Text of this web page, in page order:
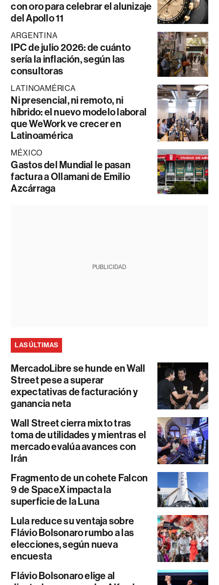
con oro para celebrar el alunizaje
del Apollo 11
ARGENTINA
IPC de julio 2026: de cuánto
sería la inflación, según las
consultoras
LATINOAMÉRICA
Ni presencial, ni remoto, ni
híbrido: el nuevo modelo laboral
que WeWork ve crecer en
Latinoamérica
MÉXICO
Gastos del Mundial le pasan
factura a Ollamani de Emilio
Azcárraga
PUBLICIDAD
LAS ÚLTIMAS
MercadoLibre se hunde en Wall
Street pese a superar
expectativas de facturación y
ganancia neta
Wall Street cierra mixto tras
toma de utilidades y mientras el
mercado evalúa avances con
Irán
Fragmento de un cohete Falcon
9 de SpaceX impacta la
superficie de la Luna
Lula reduce su ventaja sobre
Flávio Bolsonaro rumbo a las
elecciones, según nueva
encuesta
Flávio Bolsonaro elige al